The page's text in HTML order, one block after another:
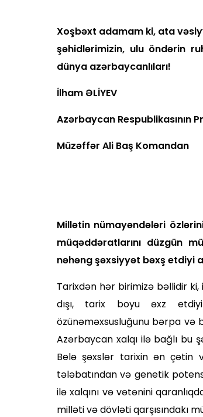
Xoşbəxt adamam ki, ata
şəhidlərimizin, ulu öndərin
dünya azərbaycanlıları!
İlham ƏLİYEV
Azərbaycan Respublikasının
Müzəffər Ali Baş Komandan
Lider
Millətin nümayəndələri
müqəddəratlarını düzgün
nəhəng şəxsiyyət bəxş etdiyi
Tarixdən hər birimizə bəllidir
dışı, tarix boyu əxz
özünəməxsusluğunu bərpa və
Azərbaycan xalqı ilə bağlı bu
Belə şəxslər tarixin ən çətin
tələbatından və genetik
ilə xalqını və vətənini
milləti və dövləti qarşısın­dakı